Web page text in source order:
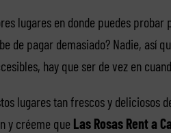
lugares en donde puedes
de pagar demasiado? Nadie, así
hay que ser de vez en
lugares tan frescos y deliciosos
y créeme que Las Rosas Rent a